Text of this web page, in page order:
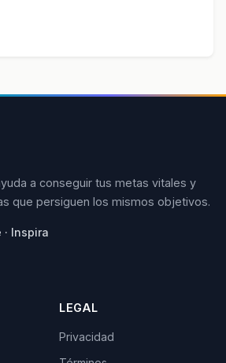
a conseguir tus metas vitales y
que persiguen los mismos objetivos.
· Inspira
LEGAL
Privacidad